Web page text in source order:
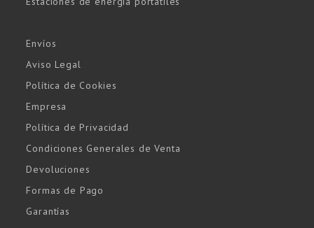
Envíos
Aviso Legal
Política de Cookies
Empresa
Política de Privacidad
Condiciones Generales de Venta
Devoluciones
Formas de Pago
Garantías